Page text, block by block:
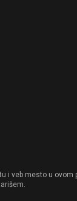
i veb mesto u ovom